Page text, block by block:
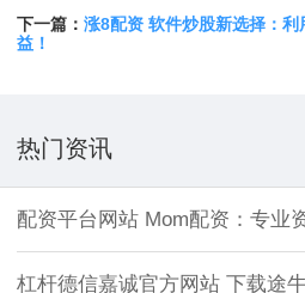
下一篇： 涨8配资 软件炒股新选择：
益！
热门资讯